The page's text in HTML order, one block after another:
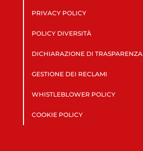
PRIVACY POLICY
POLICY DIVERSITÀ
DICHIARAZIONE DI TRASPARENZA
GESTIONE DEI RECLAMI
WHISTLEBLOWER POLICY
COOKIE POLICY